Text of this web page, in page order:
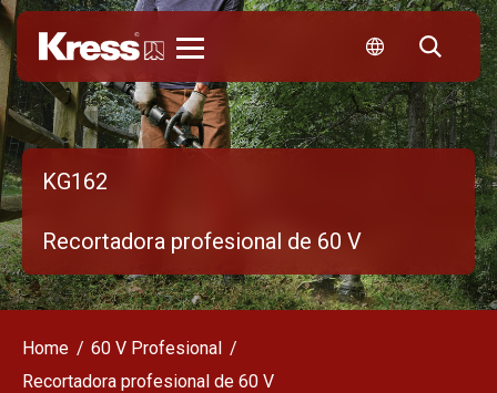
KG162
Recortadora profesional de 60 V
Home
60 V Profesional
Recortadora profesional de 60 V